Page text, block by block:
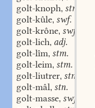
golt-knoph, stm.
golt-kûle, swf.
golt-krône, swf.
golt-lich, adj.
golt-lîm, stm.
golt-leim, stm.
golt-liutrer, stm.
golt-mâl, stn.
golt-masse, swf.